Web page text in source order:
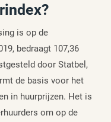
is op de
bedraagt 107,36
door Statbel,
de basis voor het
in huurprijzen. Het is
om op de